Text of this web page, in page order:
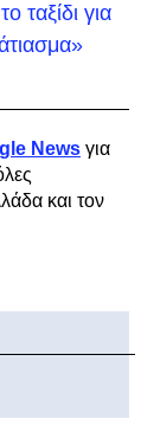
ταξίδι για
News για
και τον